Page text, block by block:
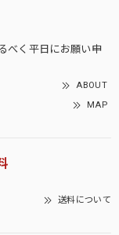
べく平日にお願い申
ABOUT
MAP
送料について